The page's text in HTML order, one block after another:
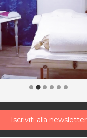
Iscriviti alla newsletter